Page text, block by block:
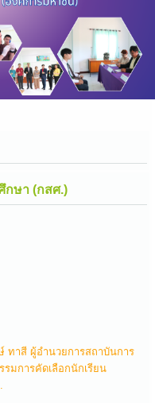
กษา (กสศ.)
ทาสี ผู้อำนวยการสถาบันการ
มการคัดเลือกนักเรียน